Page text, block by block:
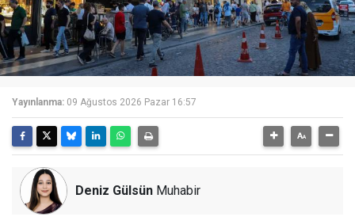
Yayınlanma: 09 Ağustos 2026 Pazar 16:57
Deniz Gülsün Muhabir